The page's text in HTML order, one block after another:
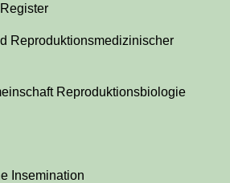
Reproduktionsmedizinischer
Reproduktionsbiologie
Insemination